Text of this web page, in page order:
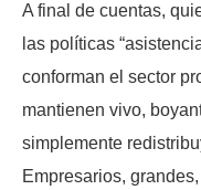
A final de cuentas,
las políticas
conforman el sector
mantienen vivo,
simplemente
Empresarios,